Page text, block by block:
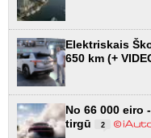
Elektriskais
650 km (+
No 66 000 eiro
tirgū
2